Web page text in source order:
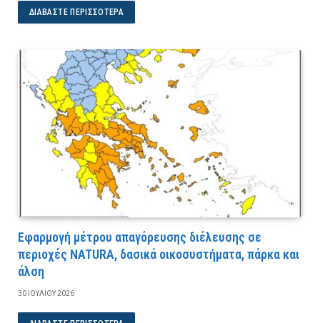
ΔΙΑΒΆΣΤΕ ΠΕΡΙΣΣΌΤΕΡΑ
Εφαρμογή μέτρου απαγόρευσης διέλευσης σε
περιοχές NATURA, δασικά οικοσυστήματα, πάρκα και
άλση
30 ΙΟΥΛΊΟΥ 2026